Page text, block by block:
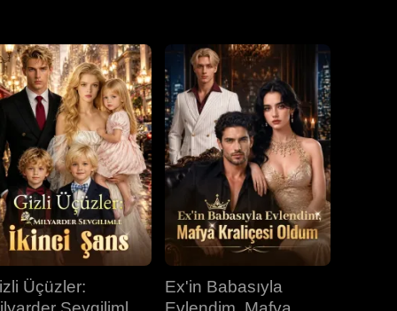
34.bölüm 35.bölüm 36.bölüm
37.bölüm 38.bölüm 39.bölüm
40.bölüm
Üçüzler:
Ex'in Babasıyla